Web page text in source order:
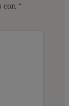
con *